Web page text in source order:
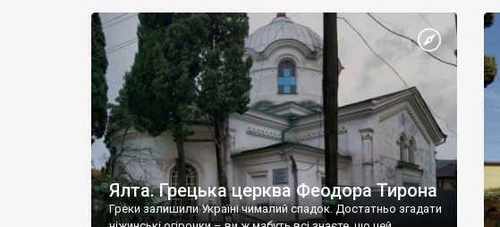
Херсонесі Володимир-язичник, став Василем-
християнином. А потім було Хрещення Русі. На честь
Херсонесу Таврійського названо місто […]
Ялта. Грецька церква Феодора Тирона
Греки залишили Україні чималий спадок. Достатньо згадати